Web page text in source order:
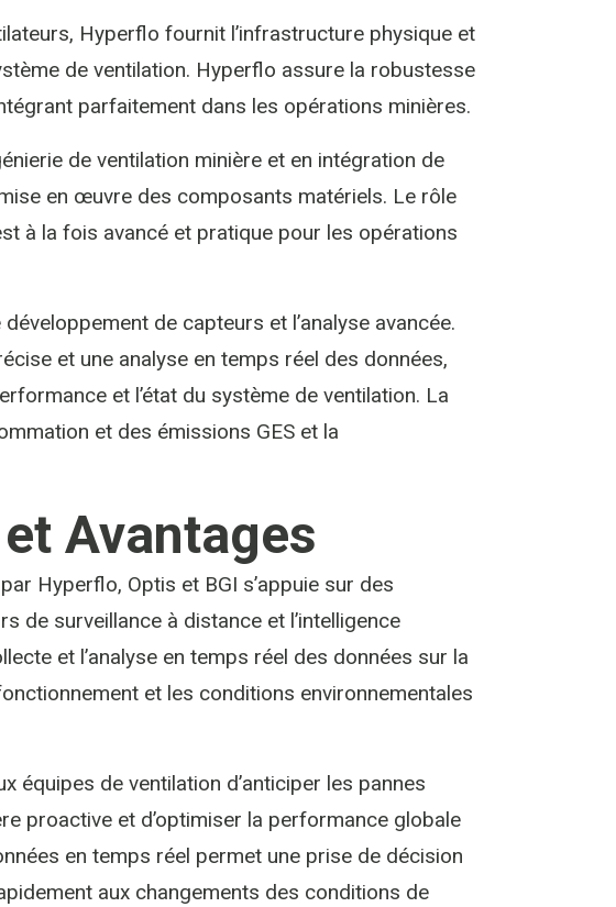
Hyperflo fournit l’infrastructure physique et
de ventilation. Hyperflo assure la robustesse
parfaitement dans les opérations minières.
de ventilation minière et en intégration de
en œuvre des composants matériels. Le rôle
à la fois avancé et pratique pour les opérations
de capteurs et l’analyse avancée.
et une analyse en temps réel des données,
et l’état du système de ventilation. La
et des émissions GES et la
Avantages
Hyperflo, Optis et BGI s’appuie sur des
de surveillance à distance et l’intelligence
et l’analyse en temps réel des données sur la
et les conditions environnementales
équipes de ventilation d’anticiper les pannes
proactive et d’optimiser la performance globale
en temps réel permet une prise de décision
aux changements des conditions de